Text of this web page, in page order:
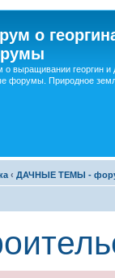
о
о выращивании георгин и
форумы. Природное
‹ ДАЧНЫЕ ТЕМЫ -